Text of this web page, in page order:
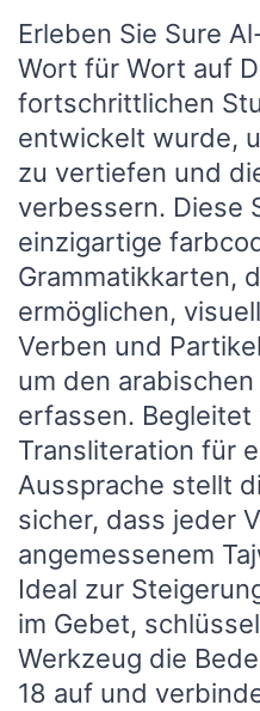
Erleben Sie Sure
Wort für Wort auf
fortschrittlichen
entwickelt wurde,
zu vertiefen und
verbessern. Diese
einzigartige
Grammatikkarten,
ermöglichen,
Verben und
um den
erfassen.
Transliteration für
Aussprache stellt
sicher, dass jeder
angemessenem
Ideal zur
im Gebet,
Werkzeug die
18 auf und